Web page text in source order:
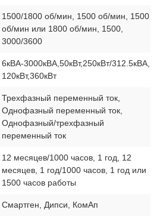
1500/1800 об/мин, 1500 об/мин, 1500
об/мин или 1800 об/мин, 1500,
3000/3600
6кВА-3000кВА,50кВт,250кВт/312.5кВА,
120кВт,360кВт
Трехфазный переменный ток,
Однофазный переменный ток,
Однофазный/трехфазный
переменный ток
12 месяцев/1000 часов, 1 год, 12
месяцев, 1 год/1000 часов, 1 год или
1500 часов работы
Смартген, Дипси, КомАп